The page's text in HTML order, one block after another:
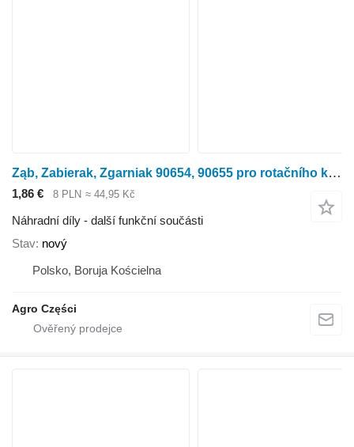
Ząb, Zabierak, Zgarniak 90654, 90655 pro rotačního kukuřičného adaptéru Kemper 4500, 360,345,375
1,86 € 8 PLN ≈ 44,95 Kč
Náhradní díly - další funkční součásti
Stav nový
Polsko, Boruja Kościelna
Agro Części